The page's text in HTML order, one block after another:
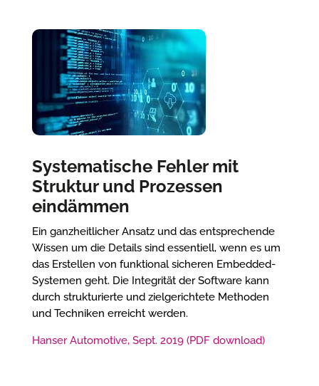
Systematische Fehler mit
Struktur und Prozessen
eindämmen
Ein ganzheitlicher Ansatz und das entsprechende
Wissen um die Details sind essentiell, wenn es um
das Erstellen von funktional sicheren Embedded-
Systemen geht. Die Integrität der Software kann
durch strukturierte und zielgerichtete Methoden
und Techniken erreicht werden.
Hanser Automotive, Sept. 2019 (PDF download)